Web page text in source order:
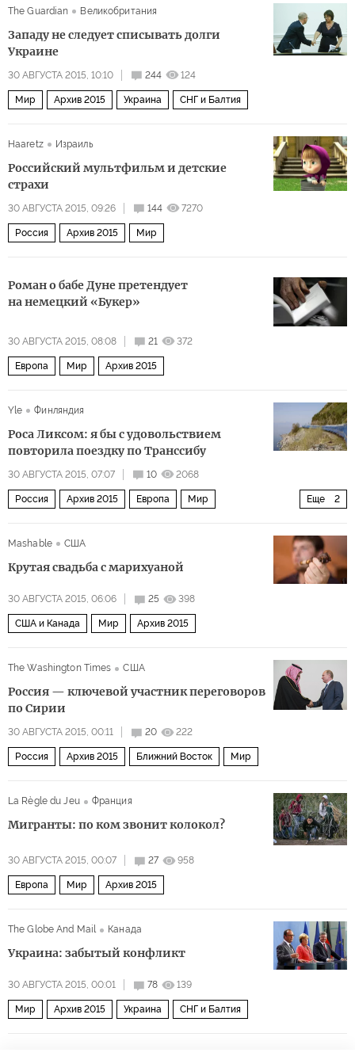
The Guardian Великобритания
Западу не следует списывать долги
Украине
30 АВГУСТА 2015, 10:10 244 124
Мир Архив 2015 Украина СНГ и Балтия
Haaretz Израиль
Российский мультфильм и детские
страхи
30 АВГУСТА 2015, 09:26 144 7270
Россия Архив 2015 Мир
Роман о бабе Дуне претендует
на немецкий «Букер»
30 АВГУСТА 2015, 08:08 21 372
Европа Мир Архив 2015
Yle Финляндия
Роса Ликсом: я бы с удовольствием
повторила поездку по Транссибу
30 АВГУСТА 2015, 07:07 10 2068
Еще 2
Россия Архив 2015 Европа Мир
Mashable США
Крутая свадьба с марихуаной
30 АВГУСТА 2015, 06:06 25 398
США и Канада Мир Архив 2015
The Washington Times США
Россия — ключевой участник переговоров
по Сирии
30 АВГУСТА 2015, 00:11 20 222
Россия Архив 2015 Ближний Восток Мир
La Règle du Jeu Франция
Мигранты: по ком звонит колокол?
30 АВГУСТА 2015, 00:07 27 958
Европа Мир Архив 2015
The Globe And Mail Канада
Украина: забытый конфликт
30 АВГУСТА 2015, 00:01 78 139
Мир Архив 2015 Украина СНГ и Балтия